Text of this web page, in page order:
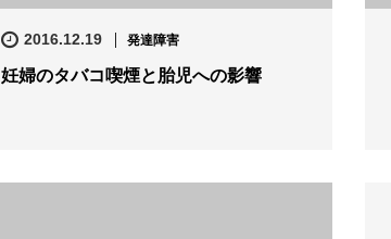
2016.12.19 発達障害
妊婦のタバコ喫煙と胎児への影響